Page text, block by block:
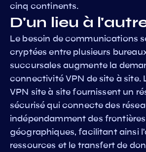
cinq continents.
D'un lieu à
Le besoin de communications
cryptées entre plusieurs
succursales augmente la
connectivité VPN de site à site.
VPN site à site fournissent un
sécurisé qui connecte des
indépendamment des frontières
géographiques, facilitant ainsi
ressources et le transfert de